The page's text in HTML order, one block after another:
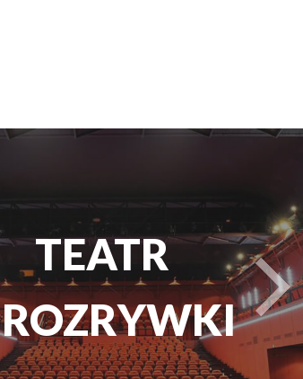
CENTRUM
KULTURY
I KINO